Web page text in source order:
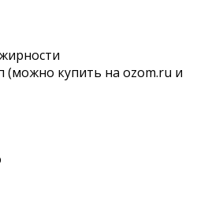
(можно купить на ozom.ru и